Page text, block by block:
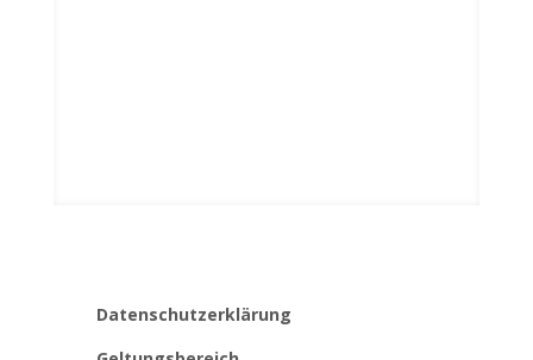
Datenschutzerklärung